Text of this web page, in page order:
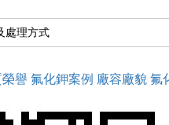
處理方式
譽 氟化鉀案例 廠容廠貌 氟